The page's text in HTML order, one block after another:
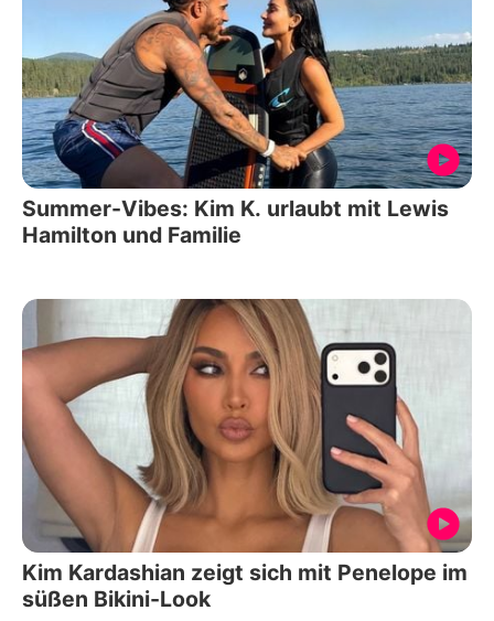
Summer-Vibes: Kim K. urlaubt mit Lewis
Hamilton und Familie
Kim Kardashian zeigt sich mit Penelope im
süßen Bikini-Look